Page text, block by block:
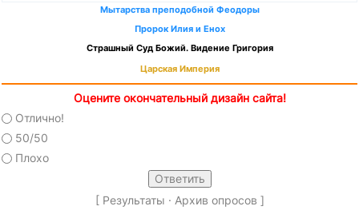
Мытарства преподобной Феодоры
Пророк Илия и Енох
Страшный Суд Божий. Видение Григория
Царская Империя
Оцените окончательный дизайн сайта!
Отлично!
50/50
Плохо
[ Результаты · Архив опросов ]